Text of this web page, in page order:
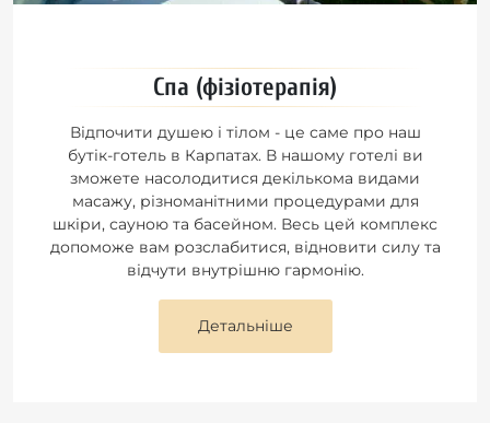
Спа (фізіотерапія)
Відпочити душею і тілом - це саме про наш
бутік-готель в Карпатах. В нашому готелі ви
зможете насолодитися декількома видами
масажу, різноманітними процедурами для
шкіри, сауною та басейном. Весь цей комплекс
допоможе вам розслабитися, відновити силу та
відчути внутрішню гармонію.
Детальніше